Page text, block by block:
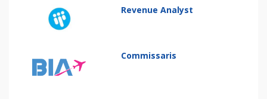
Revenue Analyst
Commissaris